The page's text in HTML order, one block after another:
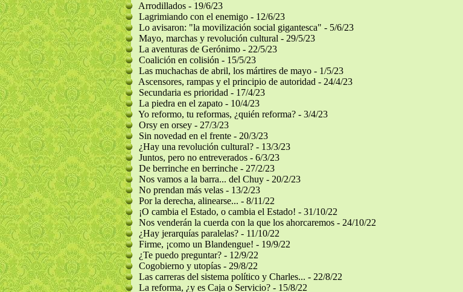
Arrodillados - 19/6/23
Lagrimiando con el enemigo - 12/6/23
Lo avisaron: "la movilización social gigantesca" - 5/6/23
Mayo, marchas y revolución cultural - 29/5/23
La aventuras de Gerónimo - 22/5/23
Coalición en colisión - 15/5/23
Las muchachas de abril, los mártires de mayo - 1/5/23
Ascensores, rampas y el principio de autoridad - 24/4/23
Secundaria es prioridad - 17/4/23
La piedra en el zapato - 10/4/23
Yo reformo, tu reformas, ¿quién reforma? - 3/4/23
Orsy en orsey - 27/3/23
Sin novedad en el frente - 20/3/23
¿Hay una revolución cultural? - 13/3/23
Juntos, pero no entreverados - 6/3/23
De berrinche en berrinche - 27/2/23
Nos vamos a la barra... del Chuy - 20/2/23
No prendan más velas - 13/2/23
Por la derecha, alinearse... - 8/11/22
¡O cambia el Estado, o cambia el Estado! - 31/10/22
Nos venderán la cuerda con la que los ahorcaremos - 24/10/22
¿Hay jerarquías paralelas? - 11/10/22
Firme, ¡como un Blandengue! - 19/9/22
¿Te puedo preguntar? - 12/9/22
Cogobierno y utopías - 29/8/22
Las carreras del sistema político y Charles... - 22/8/22
La reforma, ¿y es Caja o Servicio? - 15/8/22